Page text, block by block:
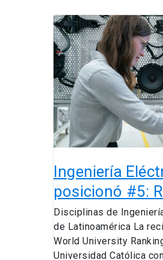
Ingeniería
posicionó #5:
Disciplinas de
de Latinoamérica La
World University
Universidad Católica
Ingeniería
Eléctrica
se
posicionó
#5:
Ranking
QS